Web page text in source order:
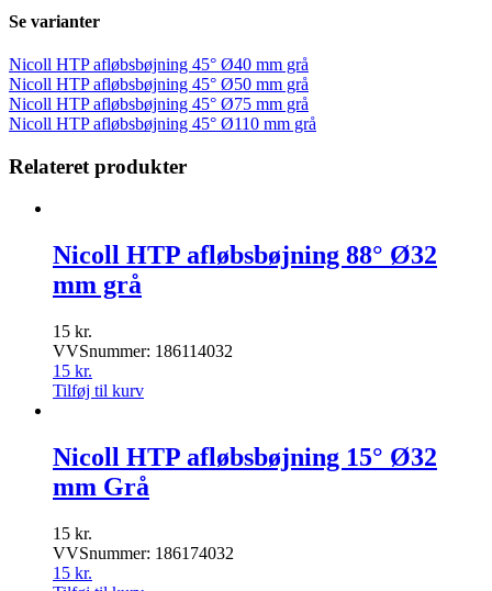
Se varianter
Nicoll HTP afløbsbøjning 45° Ø40 mm grå
Nicoll HTP afløbsbøjning 45° Ø50 mm grå
Nicoll HTP afløbsbøjning 45° Ø75 mm grå
Nicoll HTP afløbsbøjning 45° Ø110 mm grå
Relateret produkter
Nicoll HTP afløbsbøjning 88° Ø32
mm grå
15 kr.
VVSnummer: 186114032
15 kr.
Tilføj til kurv
Nicoll HTP afløbsbøjning 15° Ø32
mm Grå
15 kr.
VVSnummer: 186174032
15 kr.